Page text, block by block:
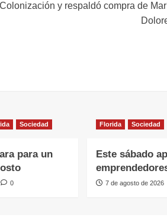
Colonización y respaldó compra de
Sociedad
para un
0
Florida Sociedad
Este sábado
7 de agosto de 2026